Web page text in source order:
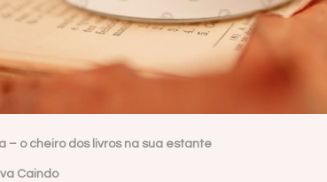
– o cheiro dos livros na sua estante
Caindo